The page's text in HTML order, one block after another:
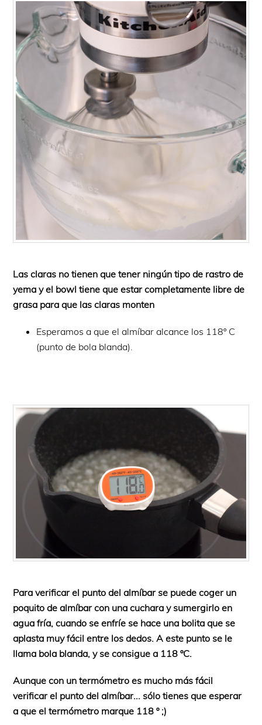
Las claras no tienen que tener ningún tipo de rastro de
yema y el bowl tiene que estar completamente libre de
grasa para que las claras monten
Esperamos a que el almíbar alcance los 118º C
(punto de bola blanda).
Para verificar el punto del almíbar se puede coger un
poquito de almíbar con una cuchara y sumergirlo en
agua fría, cuando se enfríe se hace una bolita que se
aplasta muy fácil entre los dedos. A este punto se le
llama bola blanda, y se consigue a 118 ºC.
Aunque con un termómetro es mucho más fácil
verificar el punto del almíbar... sólo tienes que esperar
a que el termómetro marque 118 º ;)